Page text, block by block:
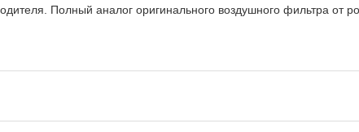
Полный аналог оригинального воздушного фильтра от